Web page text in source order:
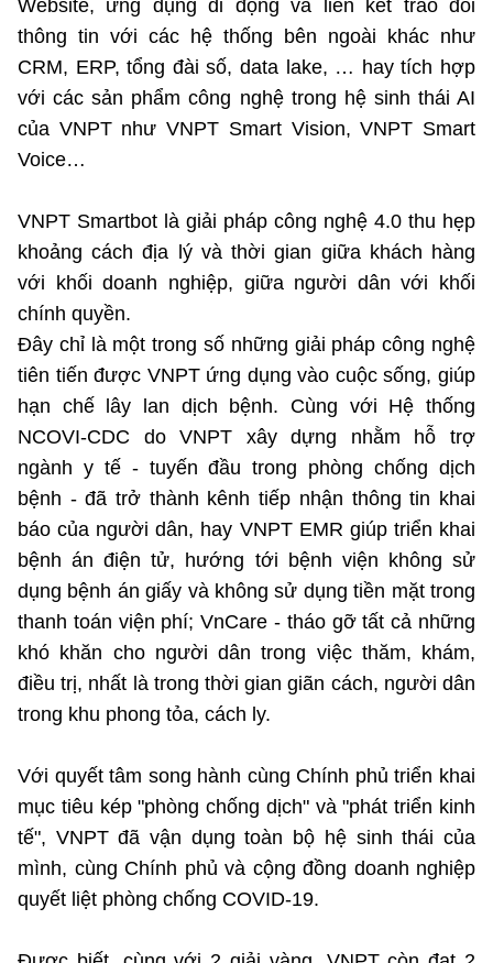
Website, ứng dụng di động và liên kết trao đổi
thông tin với các hệ thống bên ngoài khác như
CRM, ERP, tổng đài số, data lake, … hay tích hợp
với các sản phẩm công nghệ trong hệ sinh thái AI
của VNPT như VNPT Smart Vision, VNPT Smart
Voice…
VNPT Smartbot là giải pháp công nghệ 4.0 thu hẹp
khoảng cách địa lý và thời gian giữa khách hàng
với khối doanh nghiệp, giữa người dân với khối
chính quyền.
Đây chỉ là một trong số những giải pháp công nghệ
tiên tiến được VNPT ứng dụng vào cuộc sống, giúp
hạn chế lây lan dịch bệnh. Cùng với Hệ thống
NCOVI-CDC do VNPT xây dựng nhằm hỗ trợ
ngành y tế - tuyến đầu trong phòng chống dịch
bệnh - đã trở thành kênh tiếp nhận thông tin khai
báo của người dân, hay VNPT EMR giúp triển khai
bệnh án điện tử, hướng tới bệnh viện không sử
dụng bệnh án giấy và không sử dụng tiền mặt trong
thanh toán viện phí; VnCare - tháo gỡ tất cả những
khó khăn cho người dân trong việc thăm, khám,
điều trị, nhất là trong thời gian giãn cách, người dân
trong khu phong tỏa, cách ly.
Với quyết tâm song hành cùng Chính phủ triển khai
mục tiêu kép "phòng chống dịch" và "phát triển kinh
tế", VNPT đã vận dụng toàn bộ hệ sinh thái của
mình, cùng Chính phủ và cộng đồng doanh nghiệp
quyết liệt phòng chống COVID-19.